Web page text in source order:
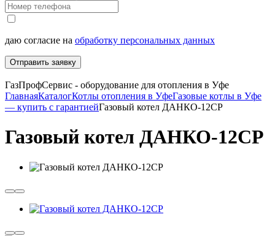
даю согласие на обработку персональных данных
Отправить заявку
ГазПрофСервис - оборудование для отопления в Уфе
ГлавнаяКаталогКотлы отопления в УфеГазовые котлы в Уфе
— купить с гарантиейГазовый котел ДАНКО-12СР
Газовый котел ДАНКО-12СР